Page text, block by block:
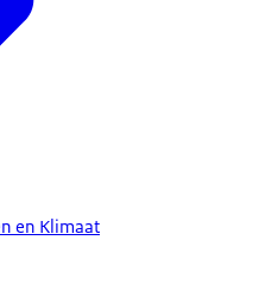
en Klimaat